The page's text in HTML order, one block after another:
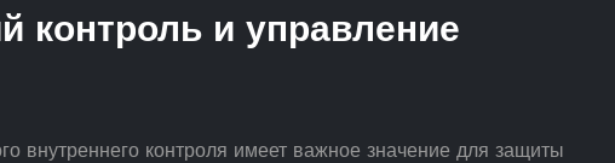
контроль и управление
внутреннего контроля имеет важное значение для защиты